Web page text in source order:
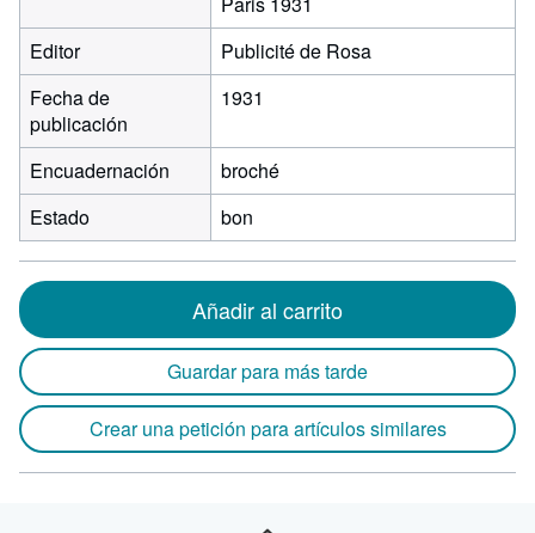
Editor
Publicité de Rosa
Fecha de
publicación
1931
Encuadernación
broché
Estado
bon
Añadir al carrito
Guardar para más tarde
Crear una petición para artículos similares